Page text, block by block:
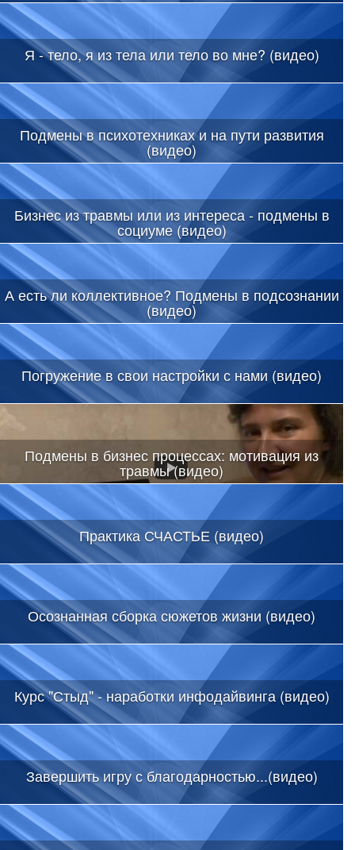
Я - тело, я из тела или тело во мне? (видео)
Подмены в психотехниках и на пути развития
(видео)
Бизнес из травмы или из интереса - подмены в
социуме (видео)
А есть ли коллективное? Подмены в подсознании
(видео)
Погружение в свои настройки с нами (видео)
Подмены в бизнес процессах: мотивация из
травмы (видео)
Практика СЧАСТЬЕ (видео)
Осознанная сборка сюжетов жизни (видео)
Курс "Стыд" - наработки инфодайвинга (видео)
Завершить игру с благодарностью...(видео)